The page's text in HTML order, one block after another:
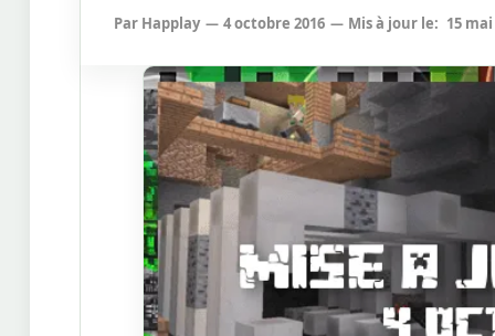
Par Happlay 4 octobre 2016 Mis à jour le: 15 mai